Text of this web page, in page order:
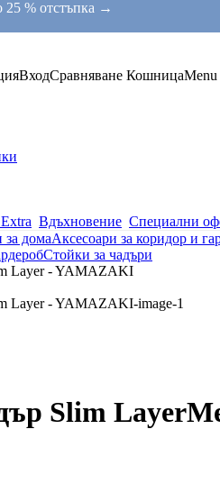
25 % отстъпка →
ВходСравняване КошницаMenu
Вдъхновение Специални
за домаАксесоари за коридор и
Стойки за чадъри
Slim Layer